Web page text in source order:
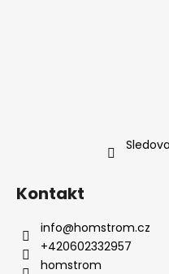
Kontakt
info@homstrom.cz
+420602332957
homstrom